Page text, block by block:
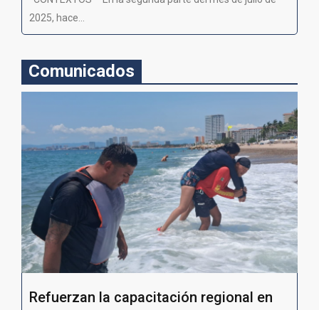
2025, hace...
Comunicados
Refuerzan la capacitación regional en